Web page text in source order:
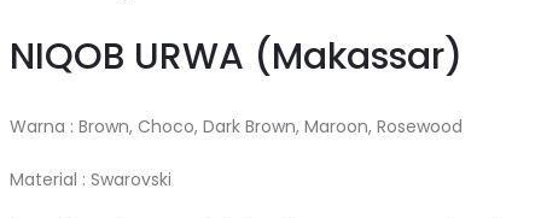
NIQOB URWA (Makassar)
Warna : Brown, Choco, Dark Brown, Maroon, Rosewood
Material : Swarovski